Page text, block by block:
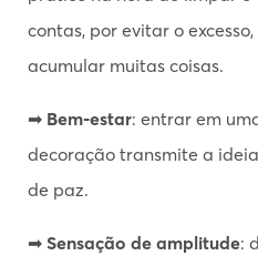
contas, por evitar o
acumular muitas coisas.
➡ Bem-estar: entrar em
decoração transmite a
de paz.
➡ Sensação de amplitude: